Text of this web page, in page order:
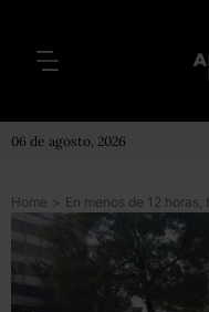
06 de agosto, 2026
Home >